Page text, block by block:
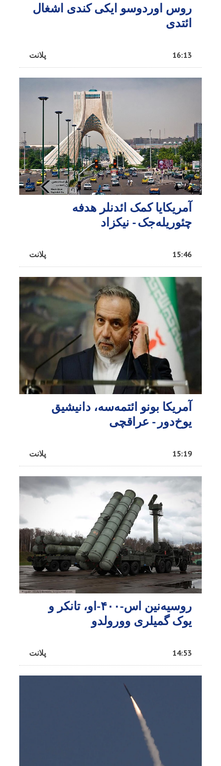
روس اوردوسو ایکی کندی اشغال
ائتدی
پلانت 16:13
آمریکایا کمک ائد‌نلر هدفه
چئوریله‌جک - نیکزاد
پلانت 15:46
آمریکا بونو ائتمه‌سه، دانیشیق
یوخ‌دور - عراقچی
پلانت 15:19
روسیه‌نین اس-۴۰۰-او، تانکر و
یوک گمیلری وورولدو
پلانت 14:53